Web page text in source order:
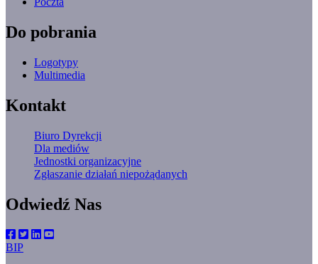
Do pobrania
Logotypy
Multimedia
Kontakt
Biuro Dyrekcji
Dla mediów
Jednostki organizacyjne
Zgłaszanie działań niepożądanych
Odwiedź Nas
BIP